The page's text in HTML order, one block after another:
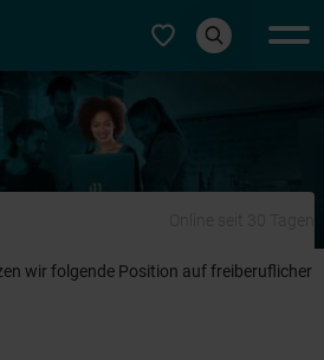
wir folgende Position auf freiberuflicher